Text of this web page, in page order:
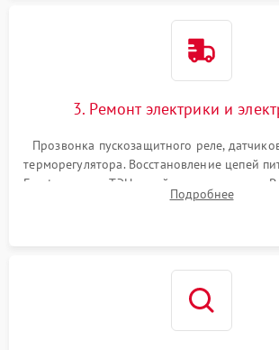
3. Ремонт электрики и
Прозвонка пускозащитного реле,
терморегулятора. Восстановление цепей
Frost, включая ТЭН оттайки и вентилятор.
платы управления при сбоях
Подробнее